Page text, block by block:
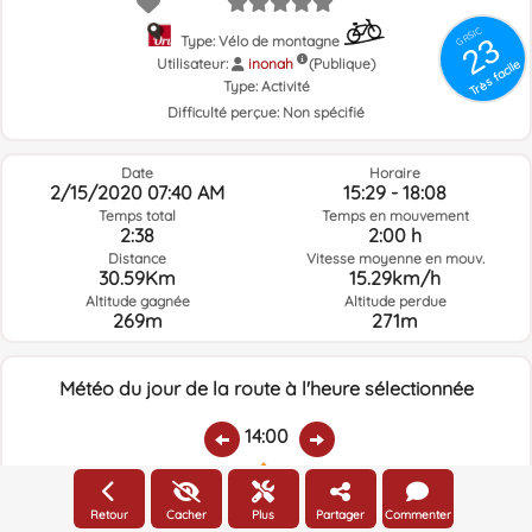
GRSIC
23
Très facile
Type: Vélo de montagne
Utilisateur:
inonah
(Publique)
Type: Activité
Difficulté perçue: Non spécifié
Date
2/15/2020 07:40 AM
Temps total
2:38
Distance
30.59Km
Altitude gagnée
269m
Horaire
15:29 - 18:08
Temps en mouvement
2:00 h
Vitesse moyenne en mouv.
15.29km/h
Altitude perdue
271m
Météo du jour de la route à l'heure sélectionnée
14:00
Température:
14.5ºC
Pluie:
0
Humidité relative:
61%
Vitesse vent:
8.7km/h
Direction vent:
Retour Cacher Plus Partager Commenter